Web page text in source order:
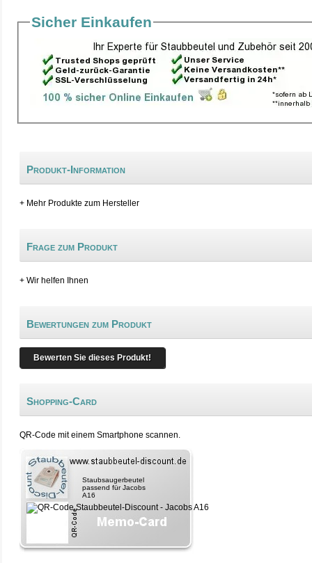
Sicher Einkaufen
Produkt-Information
+ Mehr Produkte zum Hersteller
Frage zum Produkt
+ Wir helfen Ihnen
Bewertungen zum Produkt
Bewerten Sie dieses Produkt!
Shopping-Card
QR-Code mit einem Smartphone scannen.
Staubsaugerbeutel
passend für Jacobs
A16